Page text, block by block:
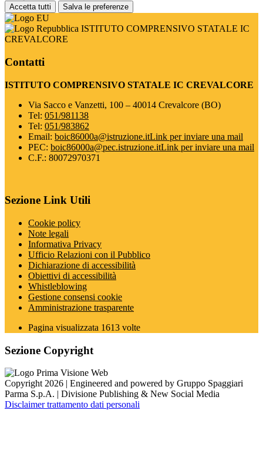
Accetta tutti Salva le preferenze
ISTITUTO COMPRENSIVO STATALE IC
CREVALCORE
Contatti
ISTITUTO COMPRENSIVO STATALE IC CREVALCORE
Via Sacco e Vanzetti, 100 – 40014 Crevalcore (BO)
Tel: 051/981138
Tel: 051/983862
Email: boic86000a@istruzione.itLink per inviare una mail
PEC: boic86000a@pec.istruzione.itLink per inviare una mail
C.F.: 80072970371
Sezione Link Utili
Cookie policy
Note legali
Informativa Privacy
Ufficio Relazioni con il Pubblico
Dichiarazione di accessibilità
Obiettivi di accessibilità
Whistleblowing
Gestione consensi cookie
Amministrazione trasparente
Pagina visualizzata 1613 volte
Sezione Copyright
Copyright 2026 | Engineered and powered by Gruppo Spaggiari
Parma S.p.A. | Divisione Publishing & New Social Media
Disclaimer trattamento dati personali